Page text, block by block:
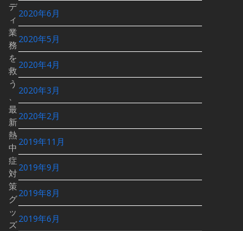
2020年6月
2020年5月
2020年4月
2020年3月
2020年2月
2019年11月
2019年9月
2019年8月
2019年6月
デ
ィ
業
務
を
救
う
、
最
新
熱
中
症
対
策
グ
ッ
ズ